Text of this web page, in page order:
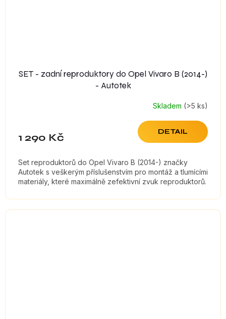
SET - zadní reproduktory do Opel Vivaro B (2014-)
- Autotek
Skladem (>5 ks)
1 290 Kč DETAIL
Set reproduktorů do Opel Vivaro B (2014-) značky
Autotek s veškerým příslušenstvím pro montáž a tlumícími
materiály, které maximálně zefektivní zvuk reproduktorů.